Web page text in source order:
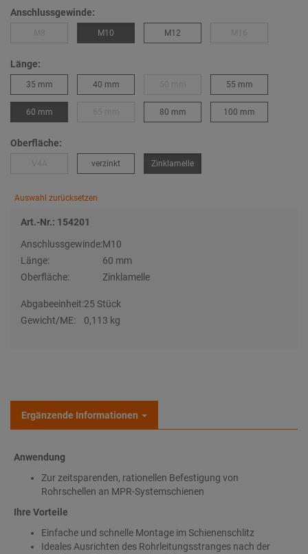
Anschlussgewinde:
M10 M12
Länge:
35 mm 40 mm 55 mm
60 mm 80 mm 100 mm
Oberfläche:
verzinkt Zinklamelle
Auswahl zurücksetzen
Art.-Nr.: 154201
Anschlussgewinde:M10
Länge:
60 mm
Oberfläche:
Zinklamelle
Abgabeeinheit:25 Stück
Gewicht/ME:
0,113 kg
Ergänzende Informationen
Anwendung
Zur zeitsparenden, rationellen Befestigung von
Rohrschellen an MPR-Systemschienen
Ihre Vorteile
Einfache und schnelle Montage im Schienenschlitz
Ideales Ausrichten des Rohrleitungsstranges nach der